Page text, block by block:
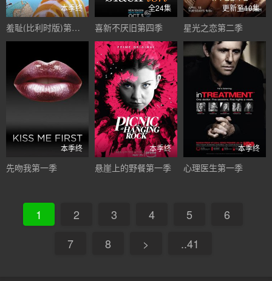
本季终
羞耻(比利时版)第二季
全24集
喜新不厌旧第四季
更新至10集
星光之恋第二季
本季终
先吻我第一季
本季终
悬崖上的野餐第一季
本季终
心理医生第一季
1 2 3 4 5
6
7
8 > ..41